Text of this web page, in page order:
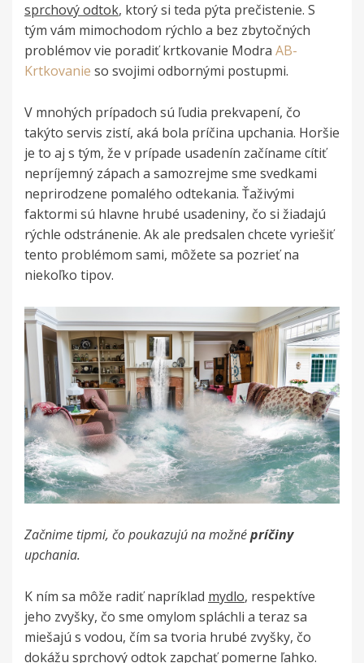
sprchový odtok, ktorý si teda pýta prečistenie. S
tým vám mimochodom rýchlo a bez zbytočných
problémov vie poradiť krtkovanie Modra AB-
Krtkovanie so svojimi odbornými postupmi.
V mnohých prípadoch sú ľudia prekvapení, čo
takýto servis zistí, aká bola príčina upchania. Horšie
je to aj s tým, že v prípade usadenín začíname cítiť
nepríjemný zápach a samozrejme sme svedkami
neprirodzene pomalého odtekania. Ťaživými
faktormi sú hlavne hrubé usadeniny, čo si žiadajú
rýchle odstránenie. Ak ale predsalen chcete vyriešiť
tento problémom sami, môžete sa pozrieť na
niekoľko tipov.
Začnime tipmi, čo poukazujú na možnépríčiny
upchania.
K ním sa môže radiť napríklad mydlo, respektíve
jeho zvyšky, čo sme omylom spláchli a teraz sa
miešajú s vodou, čím sa tvoria hrubé zvyšky, čo
dokážu sprchový odtok zapchať pomerne ľahko.